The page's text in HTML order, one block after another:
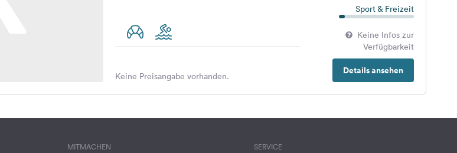
Sport & Freizeit
Keine Infos zur
Verfügbarkeit
Details ansehen
Keine Preisangabe vorhanden.
MITMACHEN SERVICE